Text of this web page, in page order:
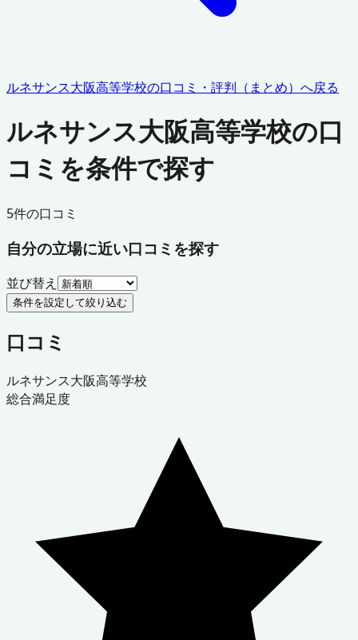
ルネサンス大阪高等学校の口コミ・評判（まとめ）へ戻る
ルネサンス大阪高等学校の口
コミを条件で探す
5件の口コミ
自分の立場に近い口コミを探す
並び替え
条件を設定して絞り込む
口コミ
ルネサンス大阪高等学校
総合満足度